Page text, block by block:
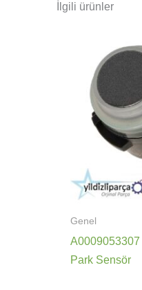
İlgili ürünler
Genel
Park Sensör